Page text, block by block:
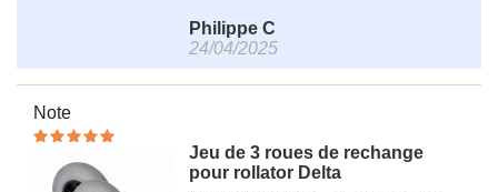
Philippe C
24/04/2025
Note
Jeu de 3 roues de rechange
pour rollator Delta